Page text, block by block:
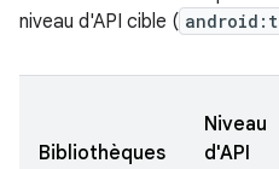
niveau d'API cible (
Bibliothèques
Niveau
d'API